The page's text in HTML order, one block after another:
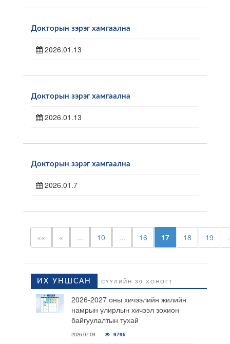
Докторын зэрэг хамгаална
2026.01.13
Докторын зэрэг хамгаална
2026.01.13
Докторын зэрэг хамгаална
2026.01.7
«« « ... 10 ... 16 17 18 19
ИХ УНШСАН СҮҮЛИЙН 30 ХОНОГТ
2026-2027 оны хичээлийн жилийн
намрын улирлын хичээл зохион
байгуулалтын тухай
2026-07-09 9795